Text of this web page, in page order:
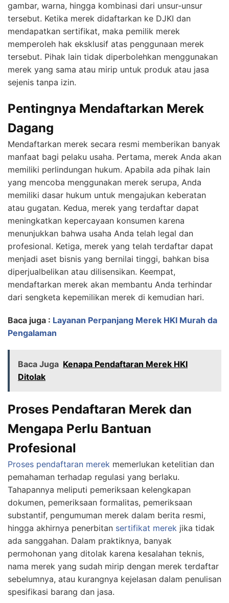
gambar, warna, hingga kombinasi dari unsur-unsur
tersebut. Ketika merek didaftarkan ke DJKI dan
mendapatkan sertifikat, maka pemilik merek
memperoleh hak eksklusif atas penggunaan merek
tersebut. Pihak lain tidak diperbolehkan menggunakan
merek yang sama atau mirip untuk produk atau jasa
sejenis tanpa izin.
Pentingnya Mendaftarkan Merek
Dagang
Mendaftarkan merek secara resmi memberikan banyak
manfaat bagi pelaku usaha. Pertama, merek Anda akan
memiliki perlindungan hukum. Apabila ada pihak lain
yang mencoba menggunakan merek serupa, Anda
memiliki dasar hukum untuk mengajukan keberatan
atau gugatan. Kedua, merek yang terdaftar dapat
meningkatkan kepercayaan konsumen karena
menunjukkan bahwa usaha Anda telah legal dan
profesional. Ketiga, merek yang telah terdaftar dapat
menjadi aset bisnis yang bernilai tinggi, bahkan bisa
diperjualbelikan atau dilisensikan. Keempat,
mendaftarkan merek akan membantu Anda terhindar
dari sengketa kepemilikan merek di kemudian hari.
Baca juga : Layanan Perpanjang Merek HKI Murah da
Pengalaman
Baca Juga Kenapa Pendaftaran Merek HKI
Ditolak
Proses Pendaftaran Merek dan
Mengapa Perlu Bantuan
Profesional
Proses pendaftaran merek memerlukan ketelitian dan
pemahaman terhadap regulasi yang berlaku.
Tahapannya meliputi pemeriksaan kelengkapan
dokumen, pemeriksaan formalitas, pemeriksaan
substantif, pengumuman merek dalam berita resmi,
hingga akhirnya penerbitan sertifikat merek jika tidak
ada sanggahan. Dalam praktiknya, banyak
permohonan yang ditolak karena kesalahan teknis,
nama merek yang sudah mirip dengan merek terdaftar
sebelumnya, atau kurangnya kejelasan dalam penulisan
spesifikasi barang dan jasa.